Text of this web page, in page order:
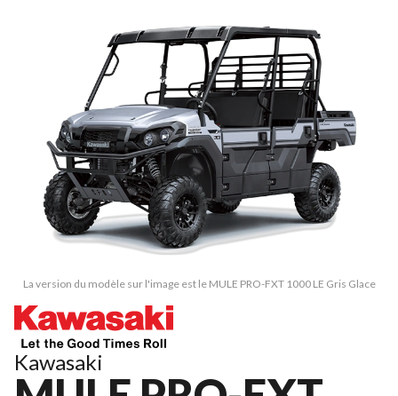
La version du modèle sur l'image est le MULE PRO-FXT 1000 LE Gris Glace
Kawasaki